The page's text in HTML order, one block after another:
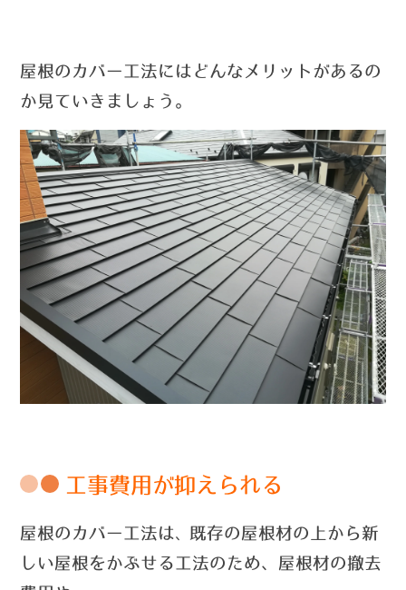
屋根のカバー工法にはどんなメリットがあるの
か見ていきましょう。
工事費用が抑えられる
屋根のカバー工法は、
既存の屋根材の上から新
しい屋根をかぶせる工法のため、屋根材の撤去